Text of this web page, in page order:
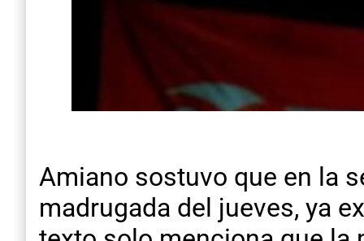
Amiano sostuvo que en la
madrugada del jueves, ya